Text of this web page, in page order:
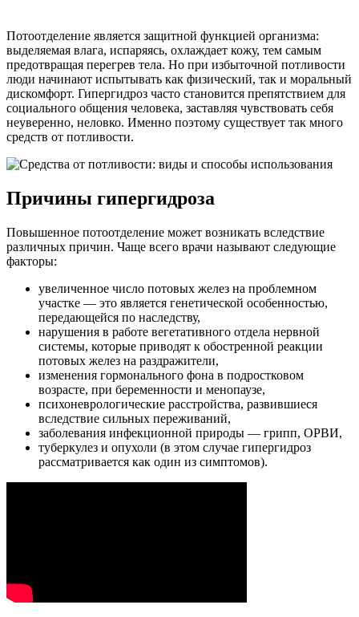
Потоотделение является защитной функцией организма:
выделяемая влага, испаряясь, охлаждает кожу, тем самым
предотвращая перегрев тела. Но при избыточной потливости
люди начинают испытывать как физический, так и моральный
дискомфорт. Гипергидроз часто становится препятствием для
социального общения человека, заставляя чувствовать себя
неуверенно, неловко. Именно поэтому существует так много
средств от потливости.
Причины гипергидроза
Повышенное потоотделение может возникать вследствие
различных причин. Чаще всего врачи называют следующие
факторы:
увеличенное число потовых желез на проблемном
участке — это является генетической особенностью,
передающейся по наследству,
нарушения в работе вегетативного отдела нервной
системы, которые приводят к обостренной реакции
потовых желез на раздражители,
изменения гормонального фона в подростковом
возрасте, при беременности и менопаузе,
психоневрологические расстройства, развившиеся
вследствие сильных переживаний,
заболевания инфекционной природы — грипп, ОРВИ,
туберкулез и опухоли (в этом случае гипергидроз
рассматривается как один из симптомов).